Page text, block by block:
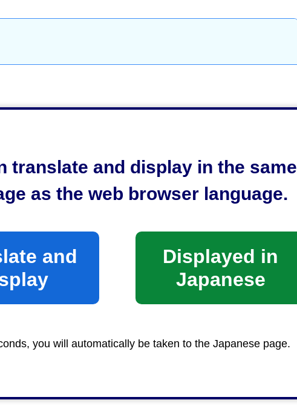
translate and display in the same
as the web browser language.
and
Displayed in
Japanese
you will automatically be taken to the Japanese page.